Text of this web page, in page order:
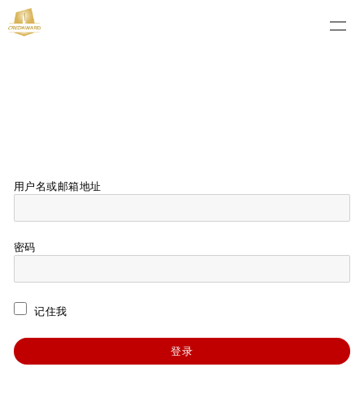
用户名或邮箱地址
密码
记住我